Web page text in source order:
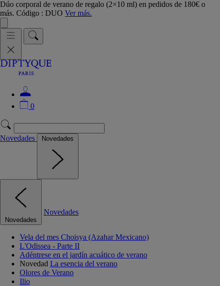
Dúo corporal de verano de regalo (2×10 ml) en pedidos de 180€ o
más. Código : DUO Ver más.
0
Novedades Novedades
Novedades
Novedades
Vela del mes Choisya (Azahar Mexicano)
L'Odissea - Parte II
Adéntrese en el jardín acuático de verano
Novedad La esencia del verano
Olores de Verano
Ilio